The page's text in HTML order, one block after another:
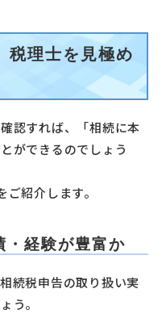
税理士を見極め
認すれば、「相続に本
ができるのでしょう
紹介します。
・経験が豊富か
続税申告の取り扱い実
う。